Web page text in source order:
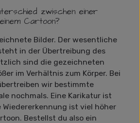
zwischen einer
Cartoon?
Bilder. Der wesentliche
in der Übertreibung des
sind die gezeichneten
im Verhältnis zum Körper. Bei
wir bestimmte
nochmals. Eine Karikatur ist
Wiedererkennung ist viel höher
Bestellst du also ein